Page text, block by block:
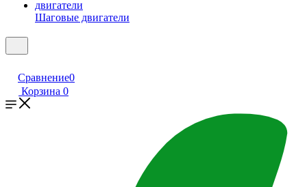
Шаговые двигатели
Сравнение0
Корзина 0